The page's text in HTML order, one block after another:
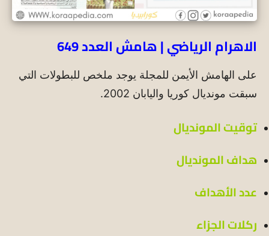
الاهرام الرياضي | هامش العدد 649
على الهامش الأيمن للمجلة يوجد ملخص للبطولات التي
سبقت مونديال كوريا واليابان 2002.
توقيت المونديال
هداف المونديال
عدد الأهداف
ركلات الجزاء